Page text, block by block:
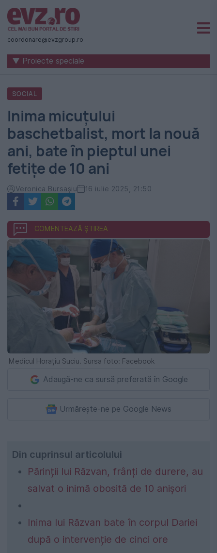
Știri
naționale
internaționale
România
Evenimentul
Zilei
coordonare@evzgroup.ro
▼ Proiecte speciale
SOCIAL
Inima micuțului
baschetbalist, mort la nouă
ani, bate în pieptul unei
fetițe de 10 ani
Veronica Bursașiu 16 iulie 2025, 21:50
COMENTEAZĂ ȘTIREA
Medicul Horațiu Suciu. Sursa foto: Facebook
Adaugă-ne ca sursă preferată în Google
Urmărește-ne pe Google News
Din cuprinsul articolului
Părinții lui Răzvan, frânți de durere, au
salvat o inimă obosită de 10 anișori
Inima lui Răzvan bate în corpul Dariei
după o intervenție de cinci ore